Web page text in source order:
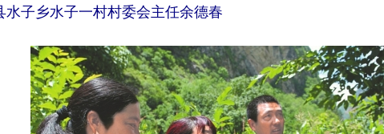
子乡水子一村村委会主任余德春